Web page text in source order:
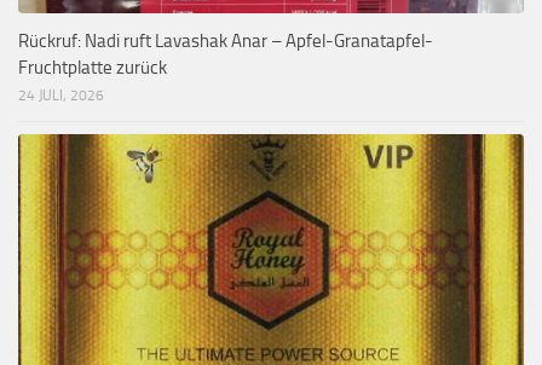
Rückruf: Nadi ruft Lavashak Anar – Apfel-Granatapfel-
Fruchtplatte zurück
24 JULI, 2026